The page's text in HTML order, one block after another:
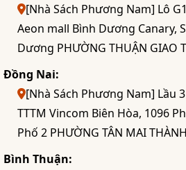
[Nhà Sách Phương Nam] Lô
Aeon mall Bình Dương Canary,
Dương PHƯỜNG THUẬN GIAO
Đồng Nai:
[Nhà Sách Phương Nam] Lầu
TTTM Vincom Biên Hòa, 1096
Phố 2 PHƯỜNG TÂN MAI
Bình Thuận: